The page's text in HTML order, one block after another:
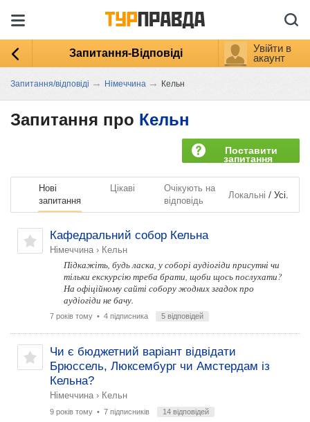
Запитання-Відповіді
Увійти в
акаунт
Запитання/відповіді → Німеччина → Кельн
Запитання про Кельн
Поставити
запитання
Нові
запитання
Цікаві
Очікують на
відповідь
Локальні / Усі.
Кафедральний собор Кельна
Німеччина › Кельн
Підкажіть, будь ласка, у соборі аудіогіди присутні чи
тільки екскурсію треба брати, щоби щось послухати?
На офіційному сайті собору жодних згадок про
аудіогіди не бачу.
7 років тому • 4 підписника 5 відповідей
Чи є бюджетний варіант відвідати
Брюссель, Люксембург чи Амстердам із
Кельна?
Німеччина › Кельн
9 років тому • 7 підписників 14 відповідей